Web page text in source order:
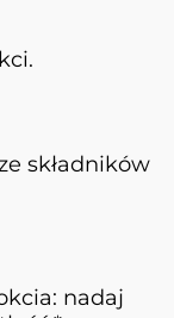
składników
nadaj